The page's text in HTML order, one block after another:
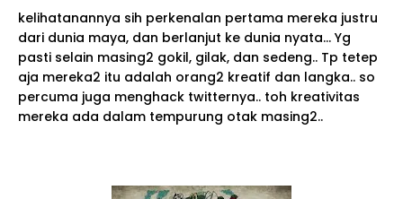
kelihatanannya sih perkenalan pertama mereka justru
dari dunia maya, dan berlanjut ke dunia nyata... Yg
pasti selain masing2 gokil, gilak, dan sedeng.. Tp tetep
aja mereka2 itu adalah orang2 kreatif dan langka.. so
percuma juga menghack twitternya.. toh kreativitas
mereka ada dalam tempurung otak masing2..